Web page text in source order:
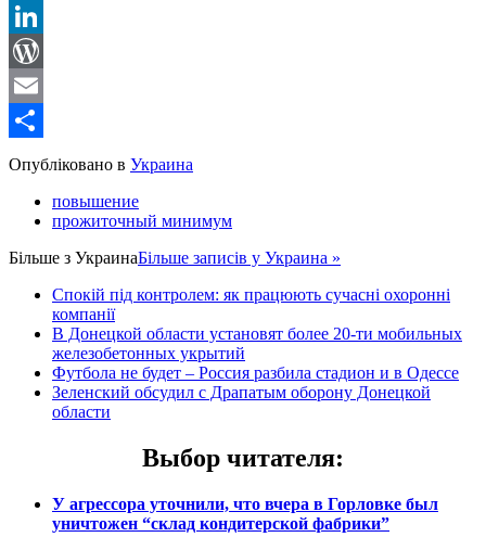
Reddit
LinkedIn
WordPress
Email
Share
Опубліковано в Украина
повышение
прожиточный минимум
Більше з УкраинаБільше записів у Украина »
Спокій під контролем: як працюють сучасні охоронні
компанії
В Донецкой области установят более 20-ти мобильных
железобетонных укрытий
Футбола не будет – Россия разбила стадион и в Одессе
Зеленский обсудил с Драпатым оборону Донецкой
области
Выбор читателя:
У агрессора уточнили, что вчера в Горловке был
уничтожен “склад кондитерской фабрики”